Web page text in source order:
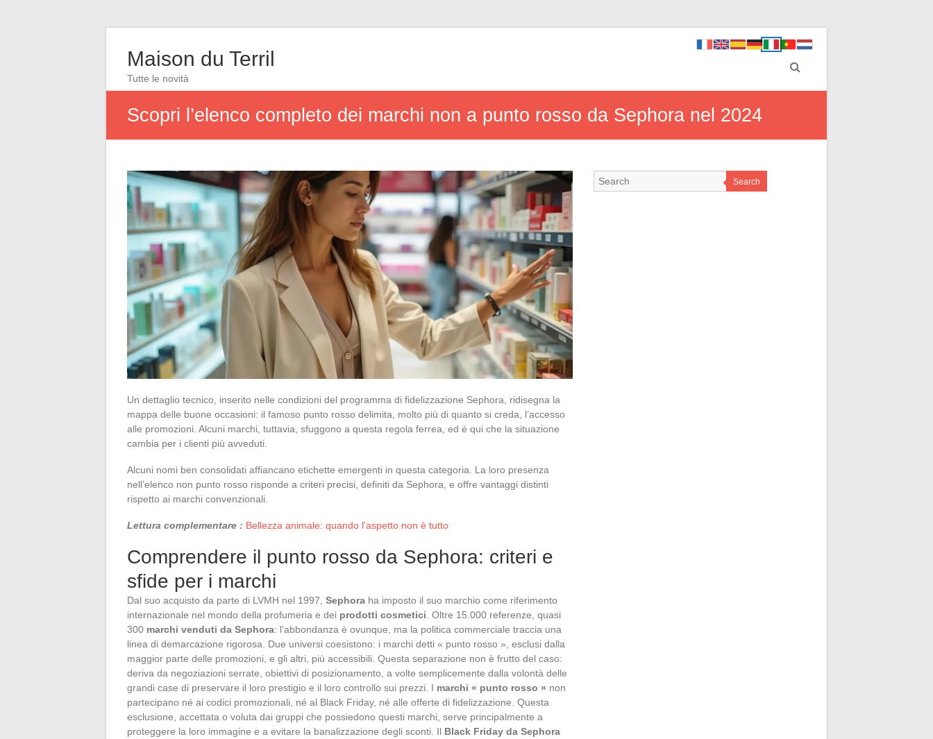
Maison du Terril
Tutte le novità
Scopri l’elenco completo dei marchi non a punto rosso da Sephora nel 2024
Un dettaglio tecnico, inserito nelle condizioni del programma di fidelizzazione Sephora, ridisegna la
mappa delle buone occasioni: il famoso punto rosso delimita, molto più di quanto si creda, l’accesso
alle promozioni. Alcuni marchi, tuttavia, sfuggono a questa regola ferrea, ed è qui che la situazione
cambia per i clienti più avveduti.
Alcuni nomi ben consolidati affiancano etichette emergenti in questa categoria. La loro presenza
nell’elenco non punto rosso risponde a criteri precisi, definiti da Sephora, e offre vantaggi distinti
rispetto ai marchi convenzionali.
Lettura complementare : Bellezza animale: quando l'aspetto non è tutto
Comprendere il punto rosso da Sephora: criteri e
sfide per i marchi
Dal suo acquisto da parte di LVMH nel 1997, Sephora ha imposto il suo marchio come riferimento
internazionale nel mondo della profumeria e dei prodotti cosmetici . Oltre 15.000 referenze, quasi
300 marchi venduti da Sephora: l’abbondanza è ovunque, ma la politica commerciale traccia una
linea di demarcazione rigorosa. Due universi coesistono: i marchi detti « punto rosso », esclusi dalla
maggior parte delle promozioni, e gli altri, più accessibili. Questa separazione non è frutto del caso:
deriva da negoziazioni serrate, obiettivi di posizionamento, a volte semplicemente dalla volontà delle
grandi case di preservare il loro prestigio e il loro controllo sui prezzi. I marchi « punto rosso » non
partecipano né ai codici promozionali, né al Black Friday, né alle offerte di fidelizzazione. Questa
esclusione, accettata o voluta dai gruppi che possiedono questi marchi, serve principalmente a
proteggere la loro immagine e a evitare la banalizzazione degli sconti. Il Black Friday da Sephora
Search